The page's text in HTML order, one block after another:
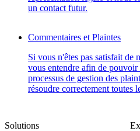
un contact futur.
Commentaires et Plaintes
Si vous n'êtes pas satisfait de
vous entendre afin de
processus de gestion des
résoudre correctement toutes
Solutions